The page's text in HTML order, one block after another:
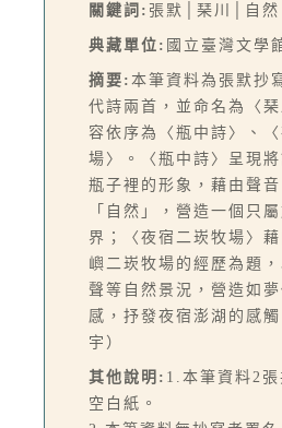
關鍵詞: 張默│琹川│自
典藏單位: 國立臺灣文學
摘要: 本筆資料為張默抄
代詩兩首，並命名為〈
容依序為〈瓶中詩〉、
場〉。〈瓶中詩〉呈現
瓶子裡的形象，藉由聲
「自然」，營造一個只
界；〈夜宿二崁牧場〉
嶼二崁牧場的經歷為題
聲等自然景況，營造如
感，抒發夜宿澎湖的感
宇）
其他說明: 1.本筆資料2
空白紙。